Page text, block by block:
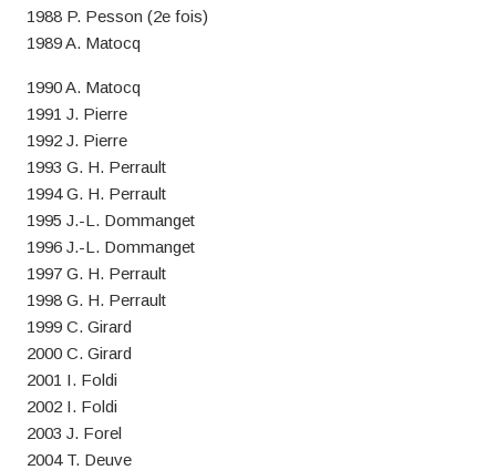
1988 P. Pesson (2e fois)
1989 A. Matocq
1990 A. Matocq
1991 J. Pierre
1992 J. Pierre
1993 G. H. Perrault
1994 G. H. Perrault
1995 J.-L. Dommanget
1996 J.-L. Dommanget
1997 G. H. Perrault
1998 G. H. Perrault
1999 C. Girard
2000 C. Girard
2001 I. Foldi
2002 I. Foldi
2003 J. Forel
2004 T. Deuve